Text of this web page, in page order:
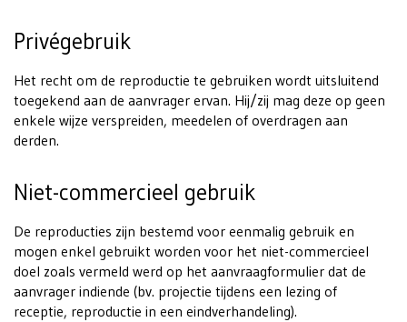
Privégebruik
Het recht om de reproductie te gebruiken wordt uitsluitend
toegekend aan de aanvrager ervan. Hij/zij mag deze op geen
enkele wijze verspreiden, meedelen of overdragen aan
derden.
Niet-commercieel gebruik
De reproducties zijn bestemd voor eenmalig gebruik en
mogen enkel gebruikt worden voor het niet-commercieel
doel zoals vermeld werd op het aanvraagformulier dat de
aanvrager indiende (bv. projectie tijdens een lezing of
receptie, reproductie in een eindverhandeling).